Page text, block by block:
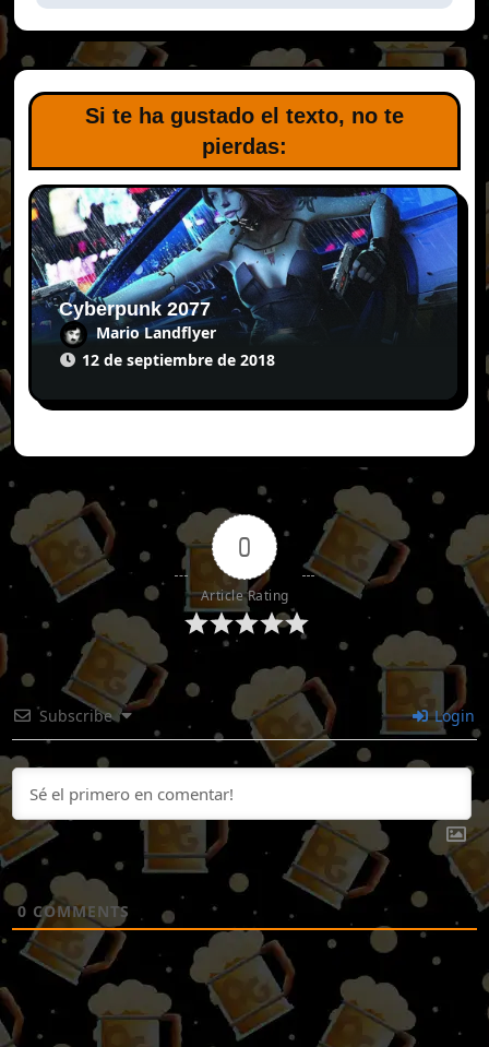
Si te ha gustado el texto, no te
pierdas:
Cyberpunk 2077
Mario Landflyer
12 de septiembre de 2018
0
Article Rating
Subscribe Login
0 COMMENTS